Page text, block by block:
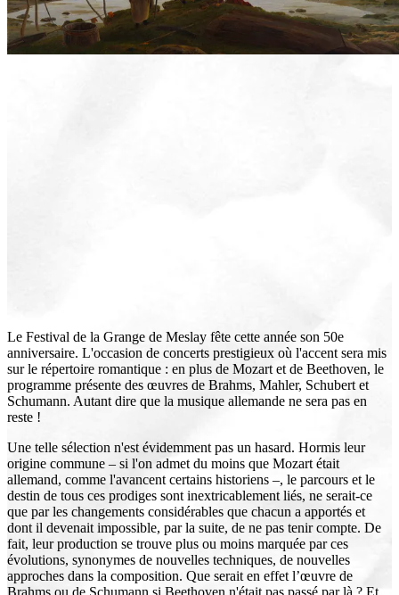
Le Festival de la Grange de Meslay fête cette année son 50e
anniversaire. L'occasion de concerts prestigieux où l'accent sera mis
sur le répertoire romantique : en plus de Mozart et de Beethoven, le
programme présente des œuvres de Brahms, Mahler, Schubert et
Schumann. Autant dire que la musique allemande ne sera pas en
reste !
Une telle sélection n'est évidemment pas un hasard. Hormis leur
origine commune – si l'on admet du moins que Mozart était
allemand, comme l'avancent certains historiens –, le parcours et le
destin de tous ces prodiges sont inextricablement liés, ne serait-ce
que par les changements considérables que chacun a apportés et
dont il devenait impossible, par la suite, de ne pas tenir compte. De
fait, leur production se trouve plus ou moins marquée par ces
évolutions, synonymes de nouvelles techniques, de nouvelles
approches dans la composition. Que serait en effet l’œuvre de
Brahms ou de Schumann si Beethoven n'était pas passé par là ? Et